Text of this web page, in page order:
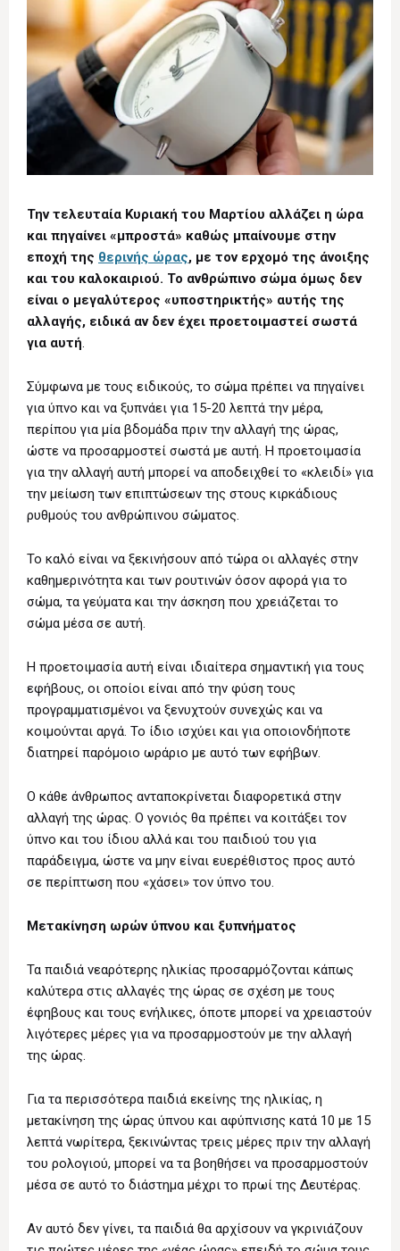
Την τελευταία Κυριακή του Μαρτίου αλλάζει η ώρα
και πηγαίνει «μπροστά» καθώς μπαίνουμε στην
εποχή της θερινής ώρας, με τον ερχομό της άνοιξης
και του καλοκαιριού. Το ανθρώπινο σώμα όμως δεν
είναι ο μεγαλύτερος «υποστηρικτής» αυτής της
αλλαγής, ειδικά αν δεν έχει προετοιμαστεί σωστά
για αυτή.
Σύμφωνα με τους ειδικούς, το σώμα πρέπει να πηγαίνει
για ύπνο και να ξυπνάει για 15-20 λεπτά την μέρα,
περίπου για μία βδομάδα πριν την αλλαγή της ώρας,
ώστε να προσαρμοστεί σωστά με αυτή. Η προετοιμασία
για την αλλαγή αυτή μπορεί να αποδειχθεί το «κλειδί» για
την μείωση των επιπτώσεων της στους κιρκάδιους
ρυθμούς του ανθρώπινου σώματος.
Το καλό είναι να ξεκινήσουν από τώρα οι αλλαγές στην
καθημερινότητα και των ρουτινών όσον αφορά για το
σώμα, τα γεύματα και την άσκηση που χρειάζεται το
σώμα μέσα σε αυτή.
Η προετοιμασία αυτή είναι ιδιαίτερα σημαντική για τους
εφήβους, οι οποίοι είναι από την φύση τους
προγραμματισμένοι να ξενυχτούν συνεχώς και να
κοιμούνται αργά. Το ίδιο ισχύει και για οποιονδήποτε
διατηρεί παρόμοιο ωράριο με αυτό των εφήβων.
Ο κάθε άνθρωπος ανταποκρίνεται διαφορετικά στην
αλλαγή της ώρας. Ο γονιός θα πρέπει να κοιτάξει τον
ύπνο και του ίδιου αλλά και του παιδιού του για
παράδειγμα, ώστε να μην είναι ευερέθιστος προς αυτό
σε περίπτωση που «χάσει» τον ύπνο του.
Μετακίνηση ωρών ύπνου και ξυπνήματος
Τα παιδιά νεαρότερης ηλικίας προσαρμόζονται κάπως
καλύτερα στις αλλαγές της ώρας σε σχέση με τους
έφηβους και τους ενήλικες, όποτε μπορεί να χρειαστούν
λιγότερες μέρες για να προσαρμοστούν με την αλλαγή
της ώρας.
Για τα περισσότερα παιδιά εκείνης της ηλικίας, η
μετακίνηση της ώρας ύπνου και αφύπνισης κατά 10 με 15
λεπτά νωρίτερα, ξεκινώντας τρεις μέρες πριν την αλλαγή
του ρολογιού, μπορεί να τα βοηθήσει να προσαρμοστούν
μέσα σε αυτό το διάστημα μέχρι το πρωί της Δευτέρας.
Αν αυτό δεν γίνει, τα παιδιά θα αρχίσουν να γκρινιάζουν